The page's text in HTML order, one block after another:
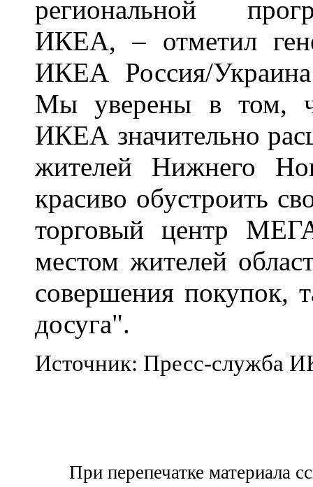
региональной
ИКЕА, – отметил
ИКЕА Россия/
Мы уверены в том,
ИКЕА значительно
жителей Нижнего
красиво обустроить
торговый центр
местом жителей
совершения покупок,
досуга".
Источник: Пресс-служба
При перепечатке материала